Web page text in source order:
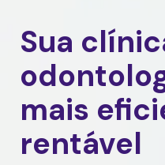
Sua
mais
rentável